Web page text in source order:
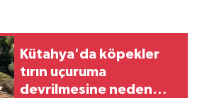
Kütahya'da köpekler
tırın uçuruma
devrilmesine neden